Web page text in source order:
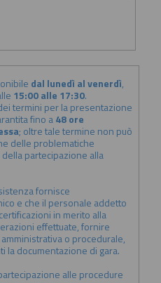
dal lunedì al venerdì,
15:00 alle 17:30.
termini per la presentazione
fino a48 ore
; oltre tale termine non può
delle problematiche
partecipazione alla
fornisce
e che il personale addetto
in merito alla
effettuate, fornire
o procedurale,
la documentazione di gara.
alle procedure